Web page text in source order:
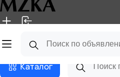
Главная Магазины
Каталог